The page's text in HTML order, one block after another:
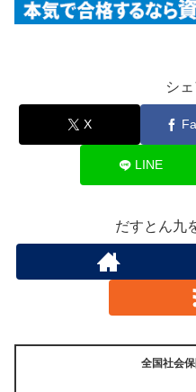
シ
X
LINE
だすとん九
全国社会